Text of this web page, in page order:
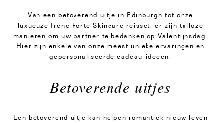
Van een betoverend uitje in Edinburgh tot onze
luxueuze Irene Forte Skincare reisset, er zijn talloze
manieren om uw partner te bedanken op Valentijnsdag.
Hier zijn enkele van onze meest unieke ervaringen en
gepersonaliseerde cadeau-ideeën.
Betoverende uitjes
Een betoverend uitje kan helpen romantiek nieuw leven